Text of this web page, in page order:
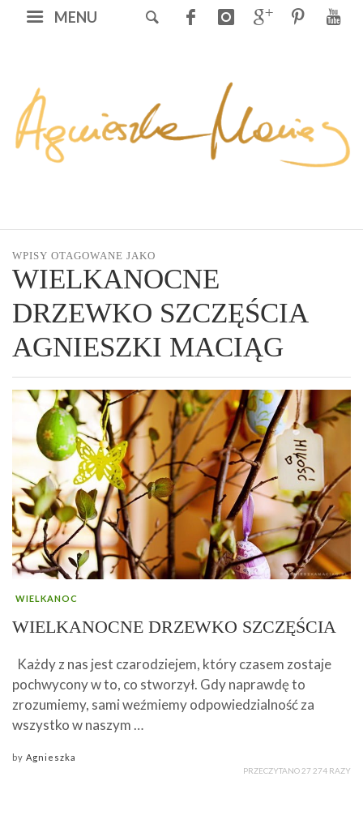
MENU
WPISY OTAGOWANE JAKO
WIELKANOCNE
DRZEWKO SZCZĘŚCIA
AGNIESZKI MACIĄG
WIELKANOC
WIELKANOCNE DRZEWKO SZCZĘŚCIA
Każdy z nas jest czarodziejem, który czasem zostaje
pochwycony w to, co stworzył. Gdy naprawdę to
zrozumiemy, sami weźmiemy odpowiedzialność za
wszystko w naszym …
by Agnieszka
PRZECZYTANO 27 274 RAZY